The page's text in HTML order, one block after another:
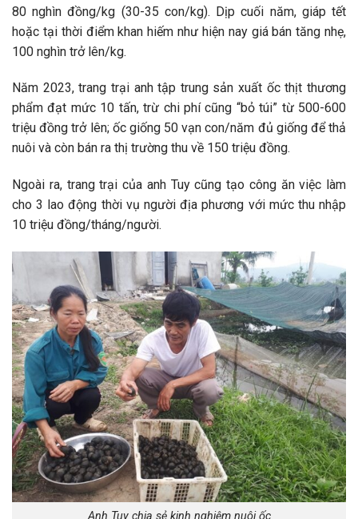
80 nghìn đồng/kg (30-35 con/kg). Dịp cuối năm, giáp tết
hoặc tại thời điểm khan hiếm như hiện nay giá bán tăng nhẹ,
100 nghìn trở lên/kg.
Năm 2023, trang trại anh tập trung sản xuất ốc thịt thương
phẩm đạt mức 10 tấn, trừ chi phí cũng “bỏ túi” từ 500-600
triệu đồng trở lên; ốc giống 50 vạn con/năm đủ giống để thả
nuôi và còn bán ra thị trường thu về 150 triệu đồng.
Ngoài ra, trang trại của anh Tuy cũng tạo công ăn việc làm
cho 3 lao động thời vụ người địa phương với mức thu nhập
10 triệu đồng/tháng/người.